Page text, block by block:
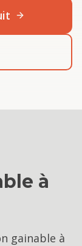
à
gainable à